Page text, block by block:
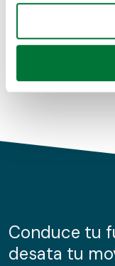
Identificar su
para buscar
Obtenga más
de cookies.
información sobre
nuestros partners
Conduce tu
desata tu